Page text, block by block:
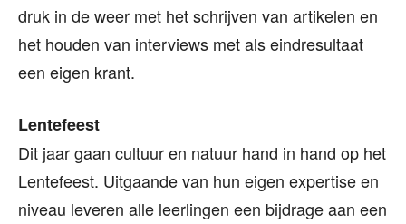
druk in de weer met het schrijven van artikelen en
het houden van interviews met als eindresultaat
een eigen krant.
Lentefeest
Dit jaar gaan cultuur en natuur hand in hand op het
Lentefeest. Uitgaande van hun eigen expertise en
niveau leveren alle leerlingen een bijdrage aan een